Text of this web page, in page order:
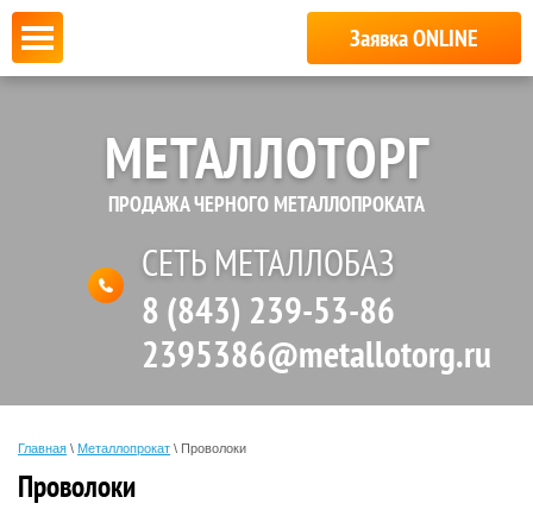
Заявка ONLINE
МЕТАЛЛОТОРГ
ПРОДАЖА ЧЕРНОГО МЕТАЛЛОПРОКАТА
СЕТЬ МЕТАЛЛОБАЗ
8 (843) 239-53-86
2395386@metallotorg.ru
Главная \ Металлопрокат \ Проволоки
Проволоки